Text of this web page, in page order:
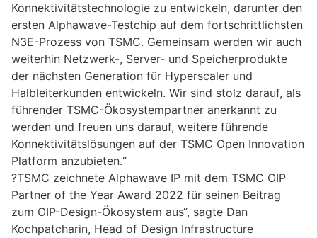
Konnektivitätstechnologie zu entwickeln, darunter den
ersten Alphawave-Testchip auf dem fortschrittlichsten
N3E-Prozess von TSMC. Gemeinsam werden wir auch
weiterhin Netzwerk-, Server- und Speicherprodukte
der nächsten Generation für Hyperscaler und
Halbleiterkunden entwickeln. Wir sind stolz darauf, als
führender TSMC-Ökosystempartner anerkannt zu
werden und freuen uns darauf, weitere führende
Konnektivitätslösungen auf der TSMC Open Innovation
Platform anzubieten.“
?TSMC zeichnete Alphawave IP mit dem TSMC OIP
Partner of the Year Award 2022 für seinen Beitrag
zum OIP-Design-Ökosystem aus“, sagte Dan
Kochpatcharin, Head of Design Infrastructure